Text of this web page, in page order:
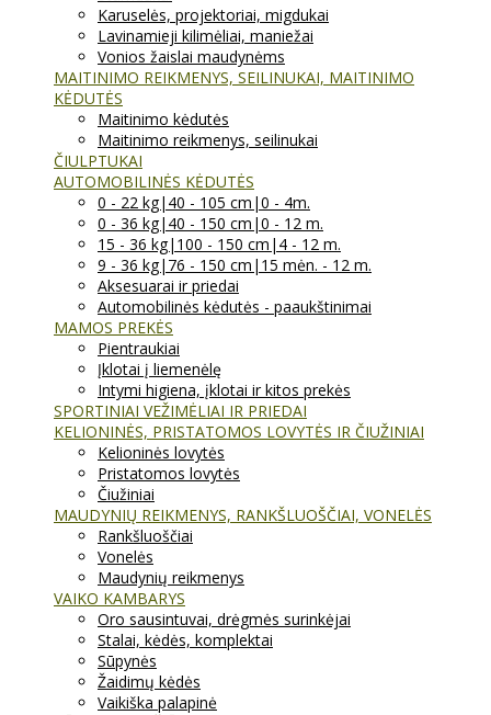
Karuselės, projektoriai, migdukai
Lavinamieji kilimėliai, maniežai
Vonios žaislai maudynėms
MAITINIMO REIKMENYS, SEILINUKAI, MAITINIMO
KĖDUTĖS
Maitinimo kėdutės
Maitinimo reikmenys, seilinukai
ČIULPTUKAI
AUTOMOBILINĖS KĖDUTĖS
0 - 22 kg|40 - 105 cm|0 - 4m.
0 - 36 kg|40 - 150 cm|0 - 12 m.
15 - 36 kg|100 - 150 cm|4 - 12 m.
9 - 36 kg|76 - 150 cm|15 mėn. - 12 m.
Aksesuarai ir priedai
Automobilinės kėdutės - paaukštinimai
MAMOS PREKĖS
Pientraukiai
Įklotai į liemenėlę
Intymi higiena, įklotai ir kitos prekės
SPORTINIAI VEŽIMĖLIAI IR PRIEDAI
KELIONINĖS, PRISTATOMOS LOVYTĖS IR ČIUŽINIAI
Kelioninės lovytės
Pristatomos lovytės
Čiužiniai
MAUDYNIŲ REIKMENYS, RANKŠLUOŠČIAI, VONELĖS
Rankšluoščiai
Vonelės
Maudynių reikmenys
VAIKO KAMBARYS
Oro sausintuvai, drėgmės surinkėjai
Stalai, kėdės, komplektai
Sūpynės
Žaidimų kėdės
Vaikiška palapinė